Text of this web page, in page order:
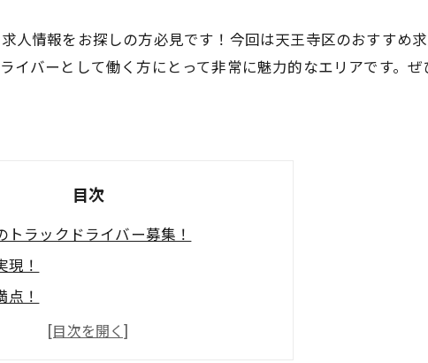
人情報をお探しの方必見です！今回は天王寺区のおすすめ
イバーとして働く方にとって非常に魅力的なエリアです。
目次
トラックドライバー募集！
現！
点！